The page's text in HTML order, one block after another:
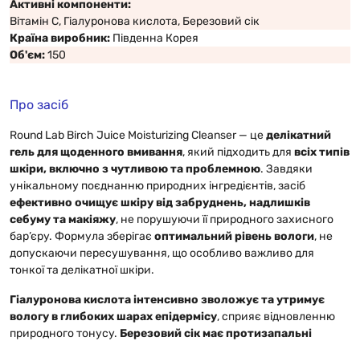
Активні компоненти:
Вітамін С, Гіалуронова кислота, Березовий сік
Країна виробник: Південна Корея
Об'єм:150
Про засіб
Round Lab Birch Juice Moisturizing Cleanser — цеделікатний
гель для щоденного вмивання, який підходить для всіх типів
шкіри, включно з чутливою та проблемною. Завдяки
унікальному поєднанню природних інгредієнтів, засіб
ефективно очищує шкіру від забруднень, надлишків
себуму та макіяжу, не порушуючи її природного захисного
бар’єру. Формула зберігає оптимальний рівень вологи, не
допускаючи пересушування, що особливо важливо для
тонкої та делікатної шкіри.
Гіалуронова кислота інтенсивно зволожує та утримує
вологу в глибоких шарах епідермісу, сприяє відновленню
природного тонусу. Березовий сік має протизапальні